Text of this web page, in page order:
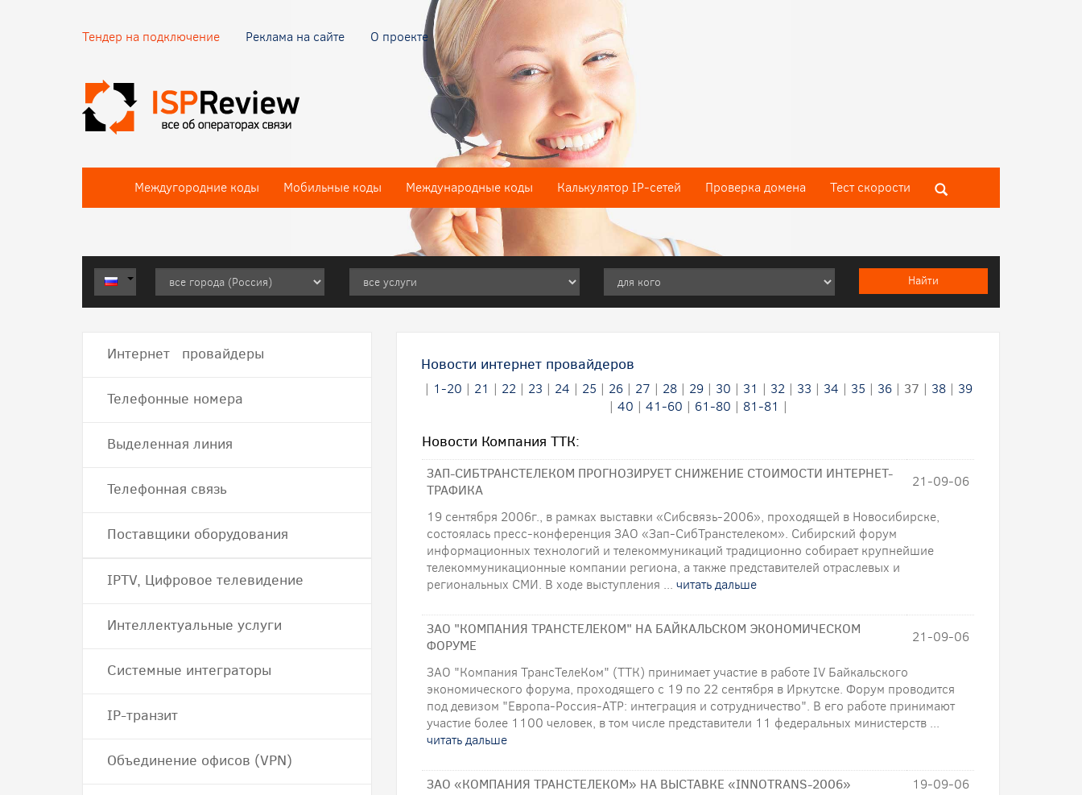
Тендер на подключение Реклама на сайте О проекте
Междугородние коды Мобильные коды Международные коды Калькулятор IP-сетей Проверка домена Тест скороcти
Новости интернет провайдеров
| 1-20 | 21 | 22| 23 | 24 | 25 | 26| 27 | 28| 29| 30 | 31 | 32| 33 | 34 | 35 | 36| 37 | 38| 39
| 40 | 41-60 | 61-80 | 81-81 |
Новости Компания ТТК:
ЗАП-СИБТРАНСТЕЛЕКОМ ПРОГНОЗИРУЕТ СНИЖЕНИЕ СТОИМОСТИ ИНТЕРНЕТ-
ТРАФИКА
21-09-06
19 сентября 2006г., в рамках выставки «Сибсвязь-2006», проходящей в Новосибирске,
состоялась пресс-конференция ЗАО «Зап-СибТранстелеком». Сибирский форум
информационных технологий и телекоммуникаций традиционно собирает крупнейшие
телекоммуникационные компании региона, а также представителей отраслевых и
региональных СМИ. В ходе выступления ... читать дальше
ЗАО "КОМПАНИЯ ТРАНСТЕЛЕКОМ" НА БАЙКАЛЬСКОМ ЭКОНОМИЧЕСКОМ
ФОРУМЕ
21-09-06
ЗАО "Компания ТрансТелеКом" (ТТК) принимает участие в работе IV Байкальского
экономического форума, проходящего с 19 по 22 сентября в Иркутске. Форум проводится
под девизом "Европа-Россия-АТР: интеграция и сотрудничество". В его работе принимают
участие более 1100 человек, в том числе представители 11 федеральных министерств ...
читать дальше
ЗАО «КОМПАНИЯ ТРАНСТЕЛЕКОМ» НА ВЫСТАВКЕ «INNOTRANS-2006»
19-09-06
Интернет провайдеры
Телефонные номера
Выделенная линия
Телефонная связь
Поставщики оборудования
IPTV, Цифровое телевидение
Интеллектуальные услуги
Системные интеграторы
IP-транзит
Объединение офисов (VPN)